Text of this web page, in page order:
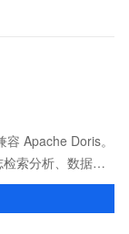
Apache Doris。
索分析、数据联
易用的数据分析